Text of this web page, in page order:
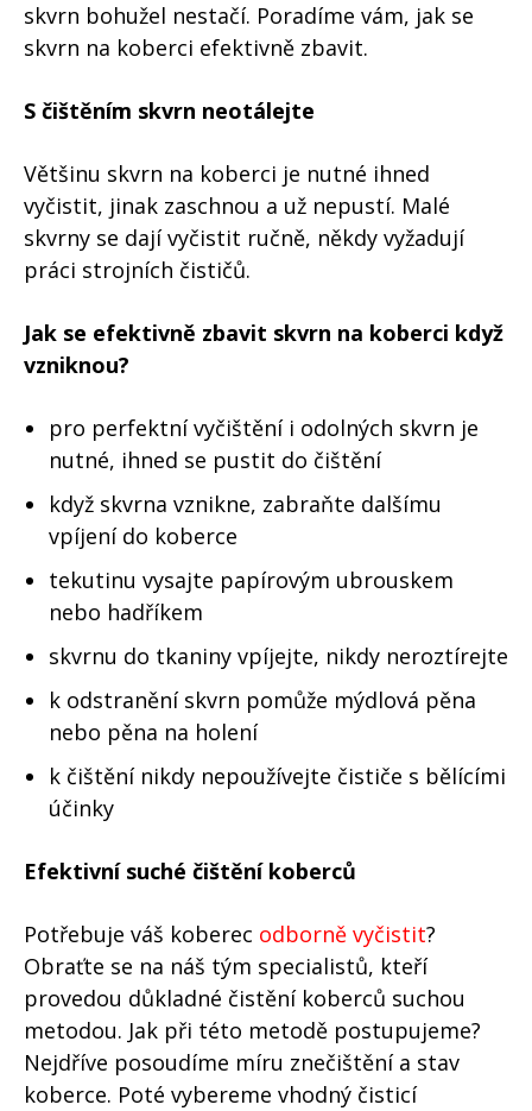
skvrn bohužel nestačí. Poradíme vám, jak se
skvrn na koberci efektivně zbavit.
S čištěním skvrn neotálejte
Většinu skvrn na koberci je nutné ihned
vyčistit, jinak zaschnou a už nepustí. Malé
skvrny se dají vyčistit ručně, někdy vyžadují
práci strojních čističů.
Jak se efektivně zbavit skvrn na koberci když
vzniknou?
pro perfektní vyčištění i odolných skvrn je
nutné, ihned se pustit do čištění
když skvrna vznikne, zabraňte dalšímu
vpíjení do koberce
tekutinu vysajte papírovým ubrouskem
nebo hadříkem
skvrnu do tkaniny vpíjejte, nikdy neroztírejte
k odstranění skvrn pomůže mýdlová pěna
nebo pěna na holení
k čištění nikdy nepoužívejte čističe s bělícími
účinky
Efektivní suché čištění koberců
Potřebuje váš koberec odborně vyčistit?
Obraťte se na náš tým specialistů, kteří
provedou důkladné čistění koberců suchou
metodou. Jak při této metodě postupujeme?
Nejdříve posoudíme míru znečištění a stav
koberce. Poté vybereme vhodný čisticí